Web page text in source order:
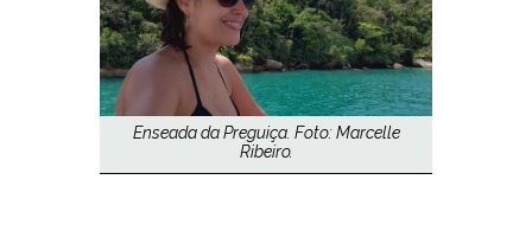
Enseada da Preguiça. Foto: Marcelle
Ribeiro.